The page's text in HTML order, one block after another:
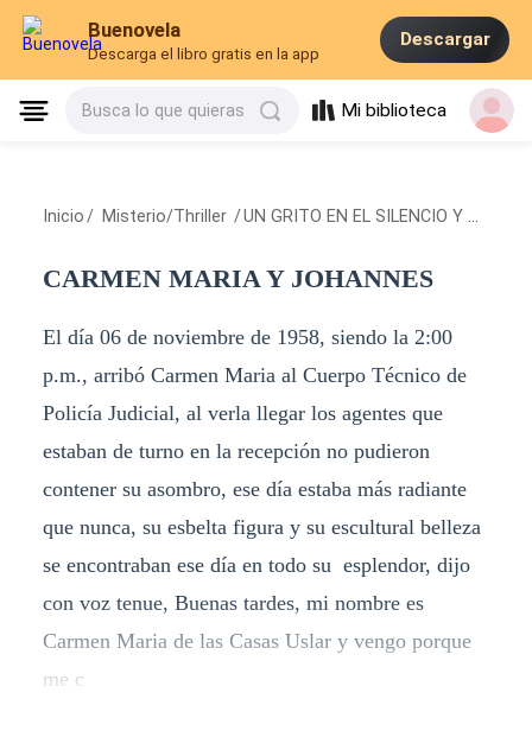
Buenovela
Descarga el libro gratis en la app
Descargar
Busca lo que quieras Mi biblioteca
Inicio / Misterio/Thriller /UN GRITO EN EL SILENCIO Y UN CRIMEN
CARMEN MARIA Y JOHANNES
El día 06 de noviembre de 1958, siendo la 2:00
p.m., arribó Carmen Maria al Cuerpo Técnico de
Policía Judicial, al verla llegar los agentes que
estaban de turno en la recepción no pudieron
contener su asombro, ese día estaba más radiante
que nunca, su esbelta figura y su escultural belleza
se encontraban ese día en todo su esplendor, dijo
con voz tenue, Buenas tardes, mi nombre es
Carmen Maria de las Casas Uslar y vengo porque
me c